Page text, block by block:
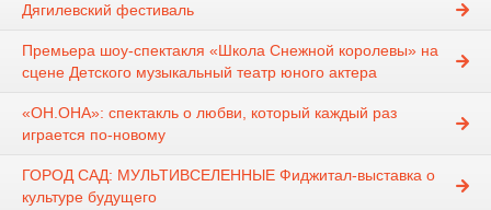
Дягилевский фестиваль
Премьера шоу-спектакля «Школа Снежной королевы» на
сцене Детского музыкальный театр юного актера
«ОН.ОНА»: спектакль о любви, который каждый раз
играется по-новому
ГОРОД САД: МУЛЬТИВСЕЛЕННЫЕ Фиджитал-выставка о
культуре будущего